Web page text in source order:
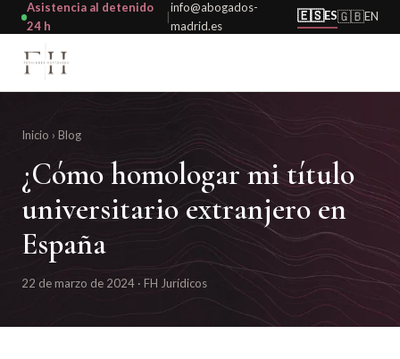
Asistencia al detenido
24 h
|
info@abogados-
madrid.es
🇪🇸ES🇬🇧EN
Inicio › Blog
¿Cómo homologar mi título
universitario extranjero en
España
22 de marzo de 2024 · FH Jurídicos